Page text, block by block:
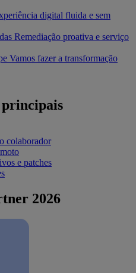
digital fluida e sem
Remediação proativa e serviço
Vamos fazer a transformação
principais
colaborador
e patches
2026